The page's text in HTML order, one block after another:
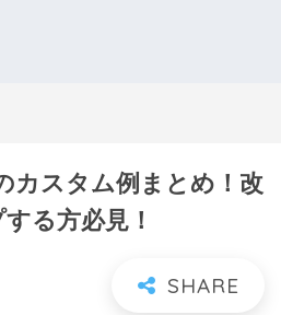
カスタム例まとめ！改
る方必見！